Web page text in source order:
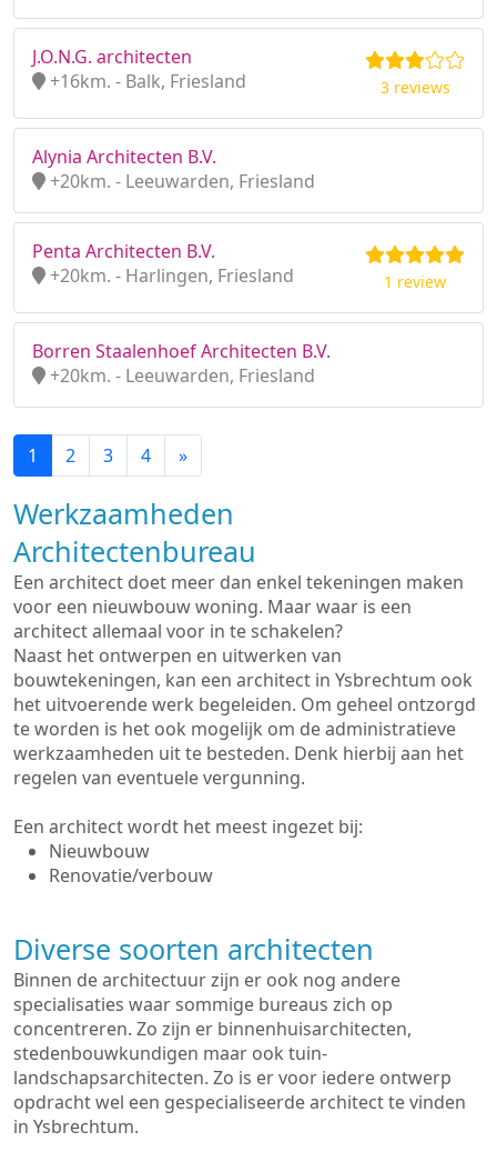
J.O.N.G. architecten
+16km. - Balk, Friesland
3 reviews
Alynia Architecten B.V.
+20km. - Leeuwarden, Friesland
Penta Architecten B.V.
+20km. - Harlingen, Friesland
1 review
Borren Staalenhoef Architecten B.V.
+20km. - Leeuwarden, Friesland
1 2 3 4 »
Werkzaamheden
Architectenbureau
Een architect doet meer dan enkel tekeningen maken
voor een nieuwbouw woning. Maar waar is een
architect allemaal voor in te schakelen?
Naast het ontwerpen en uitwerken van
bouwtekeningen, kan een architect in Ysbrechtum ook
het uitvoerende werk begeleiden. Om geheel ontzorgd
te worden is het ook mogelijk om de administratieve
werkzaamheden uit te besteden. Denk hierbij aan het
regelen van eventuele vergunning.
Een architect wordt het meest ingezet bij:
Nieuwbouw
Renovatie/verbouw
Diverse soorten architecten
Binnen de architectuur zijn er ook nog andere
specialisaties waar sommige bureaus zich op
concentreren. Zo zijn er binnenhuisarchitecten,
stedenbouwkundigen maar ook tuin-
landschapsarchitecten. Zo is er voor iedere ontwerp
opdracht wel een gespecialiseerde architect te vinden
in Ysbrechtum.